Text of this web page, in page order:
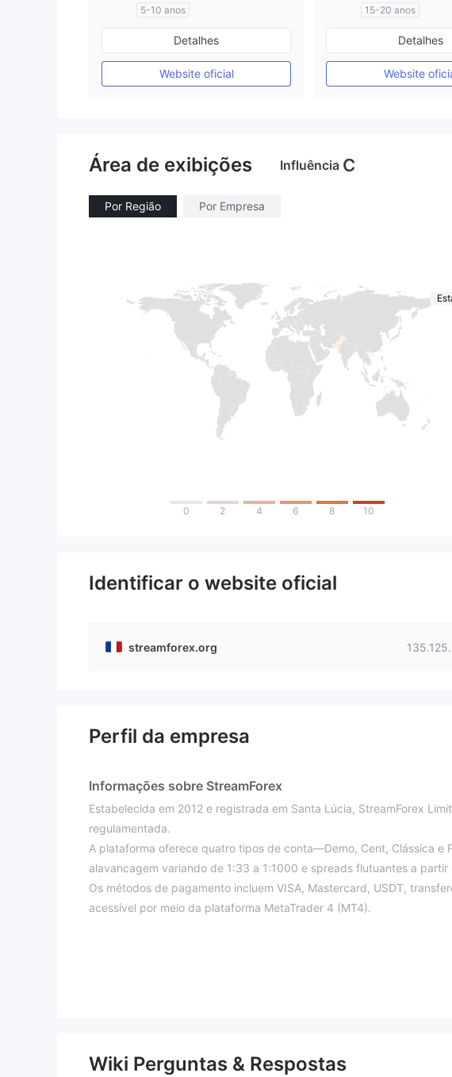
5-10 anos
Austrália Regulamento
Market Marketing (MM)
Etiqueta principal MT4
Detalhes
Website oficial
15-20 anos
Austrália
Market Marketing
Etiqueta principal
Detalhes
Website
Área de exibições Influência C
Por Região Por Empresa
0 2 4 6 8 10
Identificar o website oficial
streamforex.org
Perfil da empresa
Informações sobre StreamForex
Estabelecida em 2012 e registrada em Santa Lúcia, StreamForex
regulamentada.
A plataforma oferece quatro tipos de conta—Demo, Cent, Clássica e
alavancagem variando de 1:33 a 1:1000 e spreads flutuantes a
Os métodos de pagamento incluem VISA, Mastercard, USDT,
acessível por meio da plataforma MetaTrader 4 (MT4).
Não, StreamForex não é regulamentado por nenhuma autoridade
Todos os tipos de conta são isentos de comissões, mas os spreads
Wiki Perguntas & Respostas